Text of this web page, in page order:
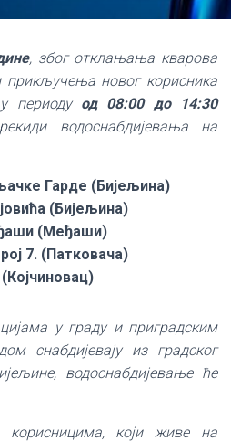
, због отклањања кварова
новог корисника
периоду од 08:00 до 14:30
водоснабдијевања на
Гарде (Бијељина)
(Бијељина)
(Међаши)
7. (Патковача)
у граду и приградским
снабдијевају из градског
водоснабдијевање ће
корисницима, који живе на